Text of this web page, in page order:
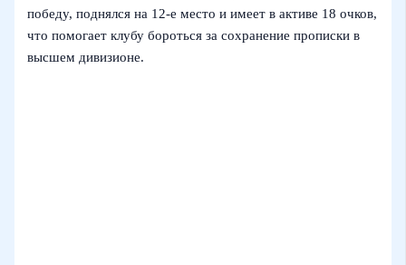
победу, поднялся на 12‑е место и имеет в активе 18 очков,
что помогает клубу бороться за сохранение прописки в
высшем дивизионе.